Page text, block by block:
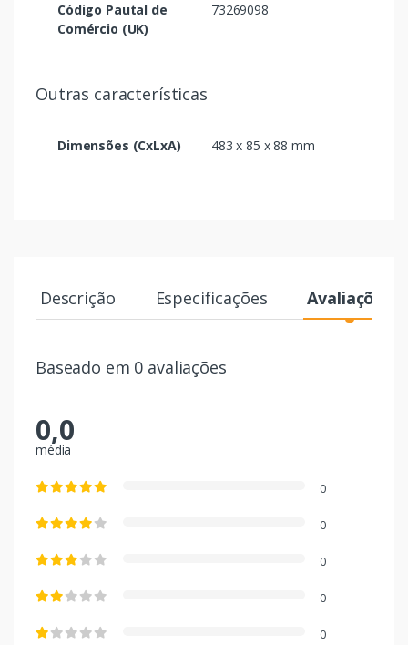
Código Pautal de
Comércio (UK)
73269098
Outras características
Dimensões (CxLxA) 483 x 85 x 88 mm
Descrição Especificações Avaliações
Baseado em 0 avaliações
0,0
média
0
0
0
0
0